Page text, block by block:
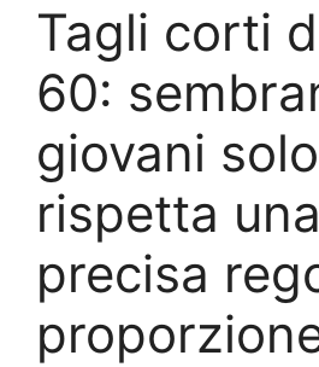
Tagli corti
60:
giovani
rispetta una
precisa